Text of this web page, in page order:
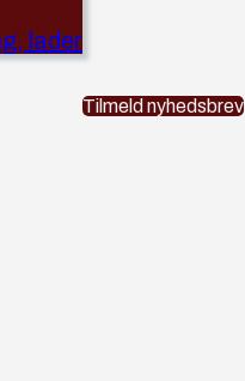
lader
Tilmeld nyhedsbrev